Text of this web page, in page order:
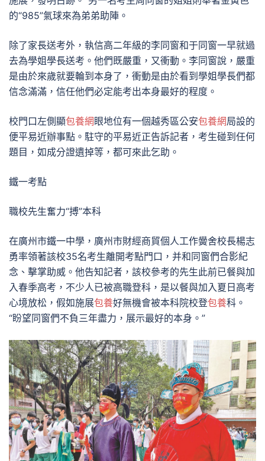
的“985”氣球來為弟弟助陣。
除了家長送考外，執信高二年級的李同窗和于同窗一早就過
去為學姐學長送考。他們既嚴重，又衝動。李同窗說，嚴重
是由於來歲就要輪到本身了，衝動是由於看到學姐學長們都
信念滿滿，信任他們必定能考出本身最好的程度。
校門口左側顯包養網眼地位有一個越秀區公安包養網局設的
便平易近辦事點。駐守的平易近正告訴記者，考生碰到任何
題目，如成分證遺掉等，都可來此乞助。
鐵一考點
職校先生奮力“搏”本科
在廣州市鐵一中學，廣州市財經商貿個人工作黌舍校長楊志
勇率領著該校35名考生離開考點門口，并和同窗們合影紀
念、擊掌助威。他告知記者，該校參考的先生此前已餐與加
入春季高考，不少人已被高職登科，是以餐與加入夏日高考
心境放松，假如施展包養好無機會被本科院校登包養科。
“盼望同窗們不負三年盡力，展示最好的本身。”